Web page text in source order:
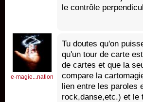
le contrôle
e-magie...nation
Tu doutes qu'on
qu'un tour de carte
de cartes et que la
compare la
lien entre les paroles
rock,danse,etc.) et le